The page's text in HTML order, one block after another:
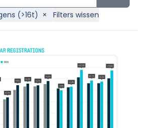
(>16t) × Filters wissen